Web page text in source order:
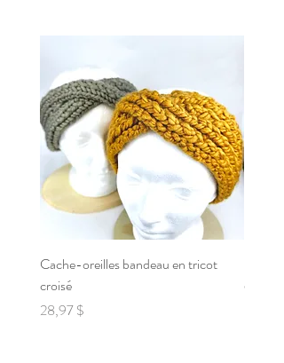
12 oz - 322 ml
Cache-oreilles bandeau en tricot
croisé
Prix
28,97 $
Prix
95,00 $